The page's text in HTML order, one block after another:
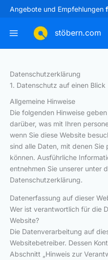
ZumAngebote und Empfehlungen
stöbern.com
Datenschutz­erklärung
1. Datenschutz auf einen Blick
Allgemeine Hinweise
Die folgenden Hinweise
darüber, was mit Ihren
wenn Sie diese Website
sind alle Daten, mit denen
können. Ausführliche
entnehmen Sie unserer unter
Datenschutzerklärung.
Datenerfassung auf dieser
Wer ist verantwortlich für die
Website?
Die Datenverarbeitung auf
Websitebetreiber. Dessen
Abschnitt „Hinweis zur